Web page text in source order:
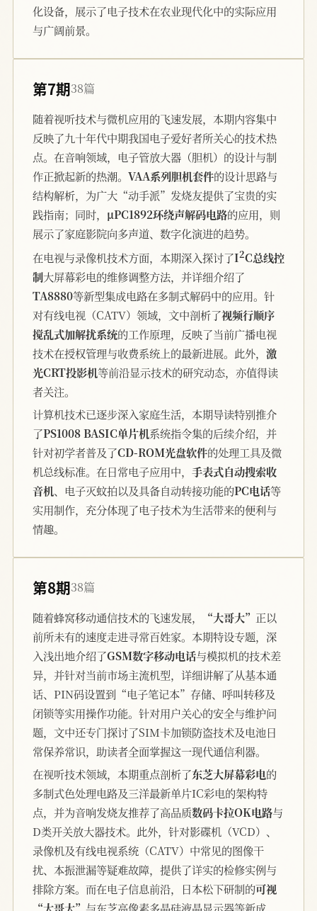
化设备，展示了电子技术在农业现代化中的实际应用
与广阔前景。
第7期38篇
随着视听技术与微机应用的飞速发展，本期内容集中
反映了九十年代中期我国电子爱好者所关心的技术热
点。在音响领域，电子管放大器（胆机）的设计与制
作正掀起新的热潮。 VAA系列胆机套件的设计思路与
结构解析，为广大“动手派”发烧友提供了宝贵的实
践指南；同时， μPC1892环绕声解码电路的应用，则
展示了家庭影院向多声道、数字化演进的趋势。
在电视与录像机技术方面，本期深入探讨了I2C总线控
制大屏幕彩电的维修调整方法，并详细介绍了
TA8880等新型集成电路在多制式解码中的应用。针
对有线电视（CATV）领域，文中剖析了视频行顺序
搅乱式加解扰系统的工作原理，反映了当前广播电视
技术在授权管理与收费系统上的最新进展。此外， 激
光CRT投影机等前沿显示技术的研究动态，亦值得读
者关注。
计算机技术已逐步深入家庭生活，本期导读特别推介
了PS1008 BASIC单片机系统指令集的后续介绍，并
针对初学者普及了CD-ROM光盘软件的处理工具及微
机总线标准。在日常电子应用中， 手表式自动搜索收
音机、电子灭蚊拍以及具备自动转接功能的PC电话等
实用制作，充分体现了电子技术为生活带来的便利与
情趣。
第8期38篇
随着蜂窝移动通信技术的飞速发展， “大哥大” 正以
前所未有的速度走进寻常百姓家。本期特设专题，深
入浅出地介绍了GSM数字移动电话与模拟机的技术差
异，并针对当前市场主流机型，详细讲解了从基本通
话、PIN码设置到“电子笔记本”存储、呼叫转移及
闭锁等实用操作功能。针对用户关心的安全与维护问
题，文中还专门探讨了SIM卡加锁防盗技术及电池日
常保养常识，助读者全面掌握这一现代通信利器。
在视听技术领域，本期重点剖析了东芝大屏幕彩电的
多制式色处理电路及三洋最新单片IC彩电的架构特
点，并为音响发烧友推荐了高品质数码卡拉OK电路与
D类开关放大器技术。此外，针对影碟机（VCD）、
录像机及有线电视系统（CATV）中常见的图像干
扰、本振泄漏等疑难故障，提供了详实的检修实例与
排除方案。而在电子信息前沿，日本松下研制的可视
“大哥大” 与东芝高像素多晶硅液晶显示器等新成